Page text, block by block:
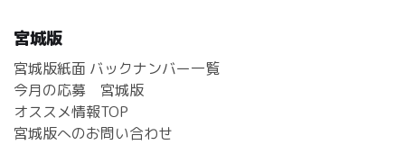
宮城版
宮城版紙面 バックナンバー一覧
今月の応募 宮城版
オススメ情報TOP
宮城版へのお問い合わせ